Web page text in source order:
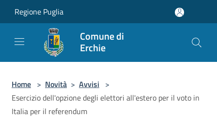
Regione Puglia
Comune di
Erchie
Home > Novità > Avvisi >
Esercizio dell'opzione degli elettori all'estero per il voto in
Italia per il referendum